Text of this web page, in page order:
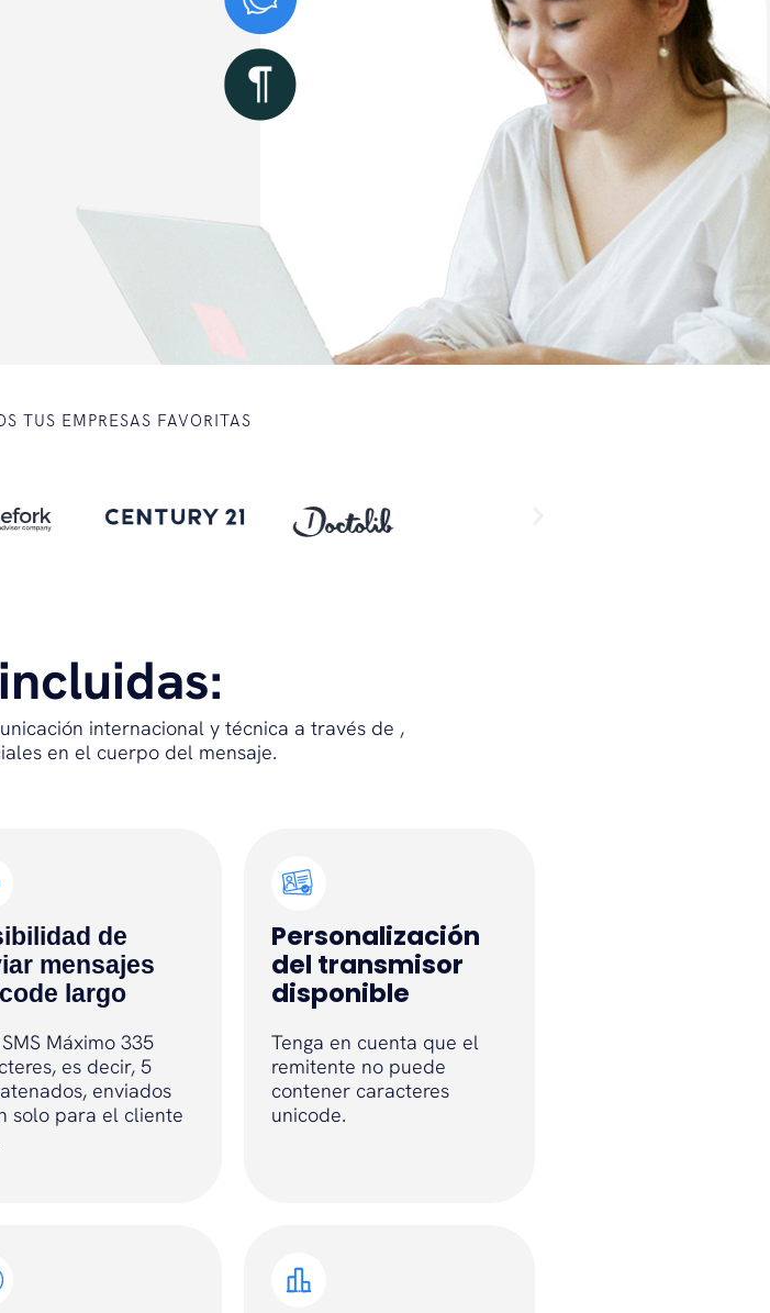
TUS EMPRESAS FAVORITAS
internacional y técnica a través de ,
en el cuerpo del mensaje.
de
mensajes
largo
SMS Máximo 335
es decir, 5
enviados
solo para el cliente
Personalización
del transmisor
disponible
Tenga en cuenta que el
remitente no puede
contener caracteres
unicode.